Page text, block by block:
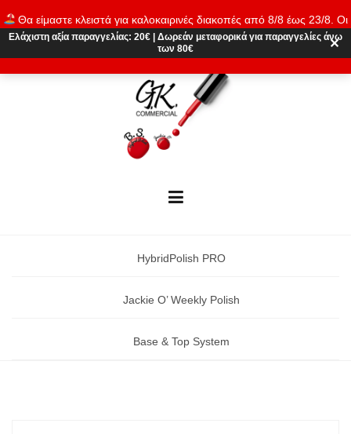
Θα είμαστε κλειστά για καλοκαιρινές διακοπές από 8/8 έως 23/8. Οι
παραγγελίες θα εκτελούνται ξανά από 24/8. Καλό καλοκαίρι!
Απόρριψη
to
content
Ελάχιστη αξία παραγγελίας: 20€ Δωρεάν μεταφορικά για παραγγελίες άνω
των 80€
✕
HybridPolish PRO
Jackie O’ Weekly Polish
Base & Top System